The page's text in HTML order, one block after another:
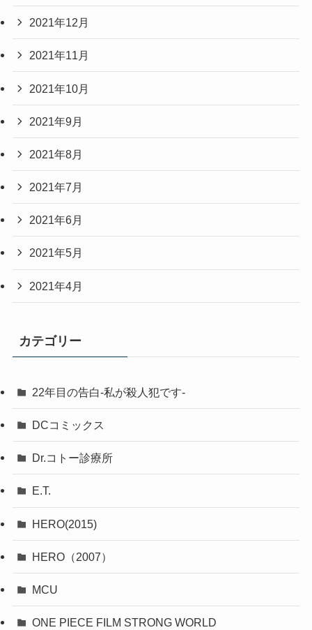
2021年12月
2021年11月
2021年10月
2021年9月
2021年8月
2021年7月
2021年6月
2021年5月
2021年4月
カテゴリー
22年目の告白-私が殺人犯です-
DCコミックス
Dr.コトー診療所
E.T.
HERO(2015)
HERO（2007）
MCU
ONE PIECE FILM STRONG WORLD